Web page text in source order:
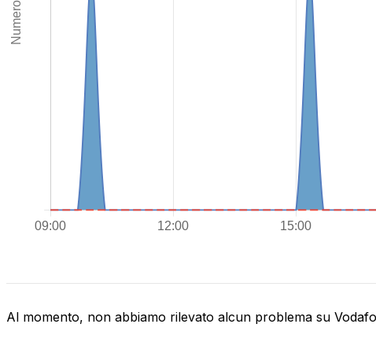
Al momento, non abbiamo rilevato alcun problema su